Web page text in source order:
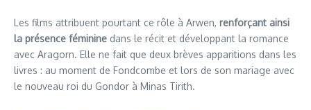
Les films attribuent pourtant ce rôle à Arwen, renforçant ainsi
la présence féminine dans le récit et développant la romance
avec Aragorn. Elle ne fait que deux brèves apparitions dans les
livres : au moment de Fondcombe et lors de son mariage avec
le nouveau roi du Gondor à Minas Tirith.